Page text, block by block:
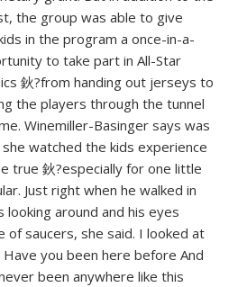
the group was able to give
in the program a once-in-a-
to take part in All-Star
鈥?from handing out jerseys to
the players through the tunnel
Winemiller-Basinger says was
watched the kids experience
true 鈥?especially for one little
Just right when he walked in
looking around and his eyes
of saucers, she said. I looked at
Have you been here before And
been anywhere like this